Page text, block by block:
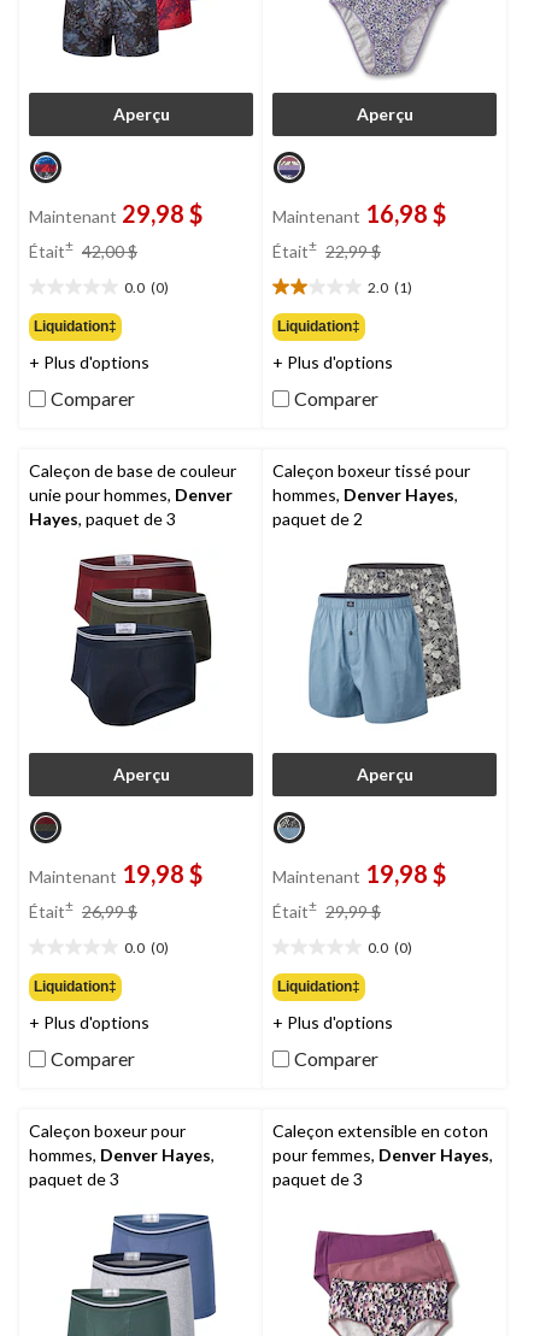
Aperçu
Maintenant 29,98 $
Était± 42,00 $
42,00 $
0.0 (0)
étoile(s)
sur
5.
Liquidation‡
+ Plus d'options
Comparer
Aperçu
Maintenant 16,98 $
Était± 22,99 $
22,99 $
2.0 (1)
2.0
étoile(s)
sur
5.
1
évaluation
Liquidation‡
+ Plus d'options
Comparer
Caleçon de base de couleur
unie pour hommes, Denver
Hayes, paquet de 3
Aperçu
Maintenant 19,98 $
Était± 26,99 $
26,99 $
0.0 (0)
étoile(s)
sur
5.
Liquidation‡
+ Plus d'options
Comparer
Caleçon boxeur tissé pour
hommes, Denver Hayes,
paquet de 2
Aperçu
Maintenant 19,98 $
Était± 29,99 $
29,99 $
0.0 (0)
étoile(s)
sur
5.
Liquidation‡
+ Plus d'options
Comparer
Caleçon boxeur pour
hommes, Denver Hayes,
paquet de 3
Caleçon extensible en coton
pour femmes, Denver Hayes,
paquet de 3